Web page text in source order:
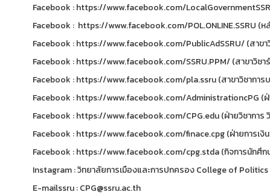
Facebook : https://www.facebook.com/
Facebook : https://www.facebook.com/POL.ONLINE.SSRU
Facebook : https://www.facebook.com/PublicAdSSRU/ (สาข
Facebook : https://www.facebook.com/SSRU.PPM/ (สาขาวิช
Facebook : https://www.facebook.com/pla.ssru (สาขาวิชาการ
Facebook : https://www.facebook.com/AdministrationcPG (ฝ่
Facebook : https://www.facebook.com/CPG.edu (ฝ่ายวิชาการ
Facebook : https://www.facebook.com/finace.cpg (ฝ่ายการเงิ
Facebook : https://www.facebook.com/cpg.stda (กิจการนักศึก
Instagram : วิทยาลัยการเมืองและการปกครอง College of
E-mailssru : CPG@ssru.ac.th